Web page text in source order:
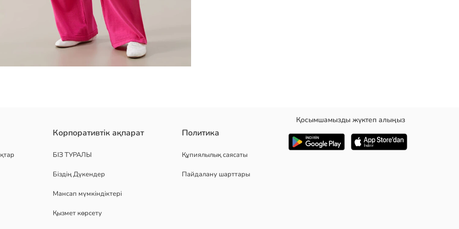
арналған футболка, 100% мақта трикотаж матасынан жасалған. кең қондырма.
Корпоративтік ақпарат
БІЗ ТУРАЛЫ
Біздің Дүкендер
Мансап мүмкіндіктері
Қызмет көрсету
Политика
Құпиялылық саясаты
Пайдалану шарттары
Қосымшамызды жүктеп алыңыз